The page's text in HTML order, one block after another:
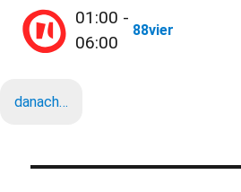
01:00 -
06:00
88vier
danach…